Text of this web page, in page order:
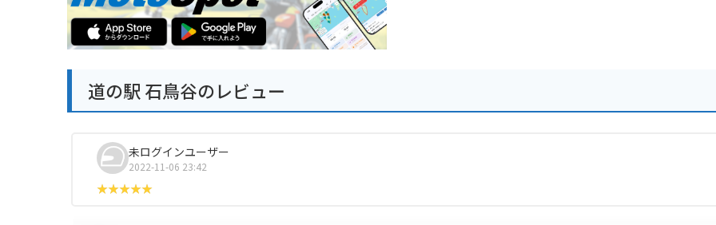
道の駅 石鳥谷のレビュー
未ログインユーザー
2022-11-06 23:42